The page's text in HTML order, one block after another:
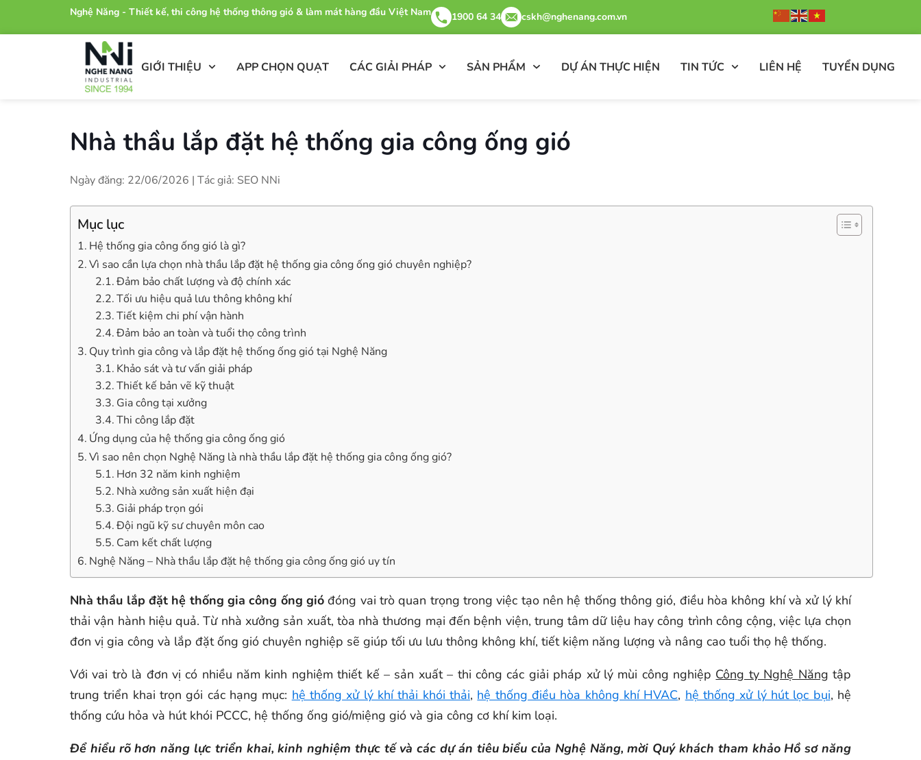
Nghệ Năng - Thiết kế, thi công hệ thống thông gió & làm mát hàng đầu Việt Nam 1900 64 34 cskh@nghenang.com.vn
GIỚI THIỆU APP CHỌN QUẠT CÁC GIẢI PHÁP SẢN PHẨM DỰ ÁN THỰC HIỆN TIN TỨC LIÊN HỆ TUYỂN DỤNG
Nhà thầu lắp đặt hệ thống gia công ống gió
Ngày đăng: 22/06/2026 | Tác giả: SEO NNi
Mục lục
Hệ thống gia công ống gió là gì?
Vì sao cần lựa chọn nhà thầu lắp đặt hệ thống gia công ống gió chuyên nghiệp?
Đảm bảo chất lượng và độ chính xác
Tối ưu hiệu quả lưu thông không khí
Tiết kiệm chi phí vận hành
Đảm bảo an toàn và tuổi thọ công trình
Quy trình gia công và lắp đặt hệ thống ống gió tại Nghệ Năng
Khảo sát và tư vấn giải pháp
Thiết kế bản vẽ kỹ thuật
Gia công tại xưởng
Thi công lắp đặt
Ứng dụng của hệ thống gia công ống gió
Vì sao nên chọn Nghệ Năng là nhà thầu lắp đặt hệ thống gia công ống gió?
Hơn 32 năm kinh nghiệm
Nhà xưởng sản xuất hiện đại
Giải pháp trọn gói
Đội ngũ kỹ sư chuyên môn cao
Cam kết chất lượng
Nghệ Năng – Nhà thầu lắp đặt hệ thống gia công ống gió uy tín
Nhà thầu lắp đặt hệ thống gia công ống gió đóng vai trò quan trọng trong việc tạo nên hệ thống thông gió, điều hòa không khí và xử lý khí
thải vận hành hiệu quả. Từ nhà xưởng sản xuất, tòa nhà thương mại đến bệnh viện, trung tâm dữ liệu hay công trình công cộng, việc lựa chọn
đơn vị gia công và lắp đặt ống gió chuyên nghiệp sẽ giúp tối ưu lưu thông không khí, tiết kiệm năng lượng và nâng cao tuổi thọ hệ thống.
Với vai trò là đơn vị có nhiều năm kinh nghiệm thiết kế – sản xuất – thi công các giải pháp xử lý mùi công nghiệp Công ty Nghệ Năng tập
trung triển khai trọn gói các hạng mục: hệ thống xử lý khí thải khói thải, hệ thống điều hòa không khí HVAC, hệ thống xử lý hút lọc bụi, hệ
thống cứu hỏa và hút khói PCCC, hệ thống ống gió/miệng gió và gia công cơ khí kim loại.
Để hiểu rõ hơn năng lực triển khai, kinh nghiệm thực tế và các dự án tiêu biểu của Nghệ Năng, mời Quý khách tham khảo Hồ sơ năng